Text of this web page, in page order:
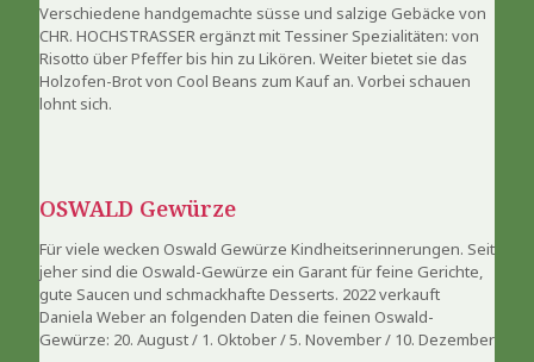
Verschiedene handgemachte süsse und salzige Gebäcke von
CHR. HOCHSTRASSER ergänzt mit Tessiner Spezialitäten: von
Risotto über Pfeffer bis hin zu Likören. Weiter bietet sie das
Holzofen-Brot von Cool Beans zum Kauf an. Vorbei schauen
lohnt sich.
OSWALD Gewürze
Für viele wecken Oswald Gewürze Kindheitserinnerungen. Seit
jeher sind die Oswald-Gewürze ein Garant für feine Gerichte,
gute Saucen und schmackhafte Desserts. 2022 verkauft
Daniela Weber an folgenden Daten die feinen Oswald-
Gewürze: 20. August / 1. Oktober / 5. November / 10. Dezember